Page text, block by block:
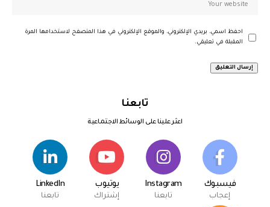
احفظ اسمي، بريدي الإلكتروني، والموقع الإلكتروني في هذا المتصفح لاستخدامها المرة
المقبلة في تعليقي.
تابعنا
اعثر علينا على الوسائط الاجتماعية
فيسبوك
إعجاب
Instagram
تابعنا
يوتيوب
إشتراك
LinkedIn
تابعنا